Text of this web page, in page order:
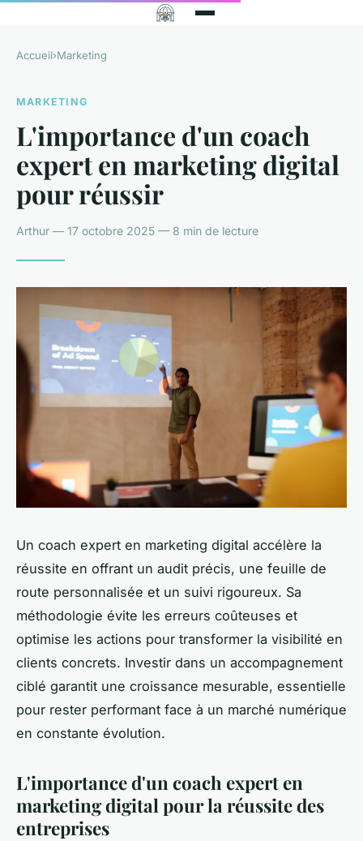
Accueil›Marketing
MARKETING
L'importance d'un coach
expert en marketing digital
pour réussir
Arthur — 17 octobre 2025 — 8 min de lecture
Un coach expert en marketing digital accélère la
réussite en offrant un audit précis, une feuille de
route personnalisée et un suivi rigoureux. Sa
méthodologie évite les erreurs coûteuses et
optimise les actions pour transformer la visibilité en
clients concrets. Investir dans un accompagnement
ciblé garantit une croissance mesurable, essentielle
pour rester performant face à un marché numérique
en constante évolution.
L'importance d'un coach expert en
marketing digital pour la réussite des
entreprises